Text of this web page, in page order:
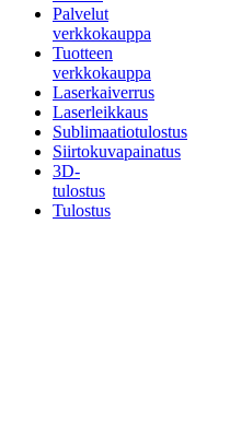
Palvelut
verkkokauppa
Tuotteen
verkkokauppa
Laserkaiverrus
Laserleikkaus
Sublimaatiotulostus
Siirtokuvapainatus
3D-
tulostus
Tulostus